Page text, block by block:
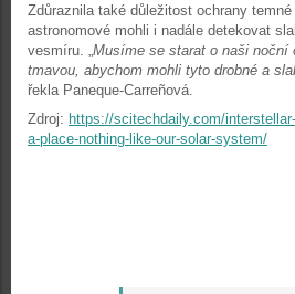
Zdůraznila také důležitost ochrany
astronomové mohli i nadále detekovat
vesmíru. „ Musíme se starat o naši noční
tmavou, abychom mohli tyto drobné a
řekla Paneque-Carreñová.
Zdroj: https://scitechdaily.com/
a-place-nothing-like-our-solar-system/